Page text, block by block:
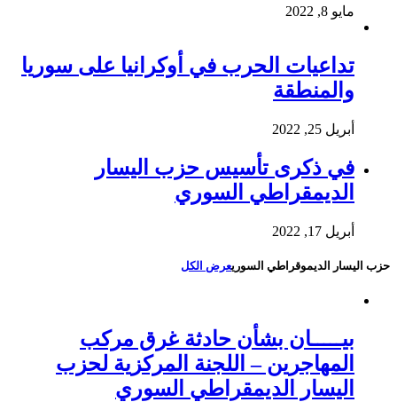
مايو 8, 2022
تداعيات الحرب في أوكرانيا على سوريا
والمنطقة
أبريل 25, 2022
في ذكرى تأسيس حزب اليسار
الديمقراطي السوري
أبريل 17, 2022
حزب اليسار الديموقراطي السوريعرض الكل
بيـــــان بشأن حادثة غرق مركب
المهاجرين – اللجنة المركزية لحزب
اليسار الديمقراطي السوري